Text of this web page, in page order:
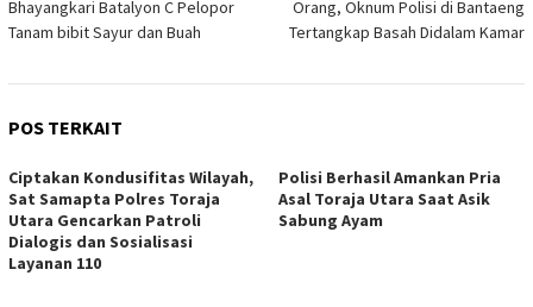
Bhayangkari Batalyon C Pelopor
Tanam bibit Sayur dan Buah
Orang, Oknum Polisi di Bantaeng
Tertangkap Basah Didalam Kamar
POS TERKAIT
Ciptakan Kondusifitas Wilayah,
Sat Samapta Polres Toraja
Utara Gencarkan Patroli
Dialogis dan Sosialisasi
Layanan 110
Polisi Berhasil Amankan Pria
Asal Toraja Utara Saat Asik
Sabung Ayam